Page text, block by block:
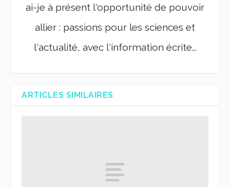
ai-je à présent l'opportunité de pouvoir
allier : passions pour les sciences et
l'actualité, avec l'information écrite...
ARTICLES SIMILAIRES